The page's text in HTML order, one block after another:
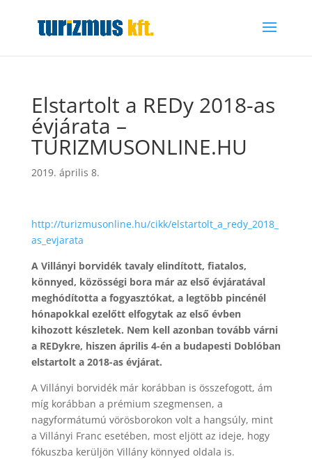
Elstartolt a REDy 2018-as
évjárata –
TURIZMUSONLINE.HU
2019. április 8.
http://turizmusonline.hu/cikk/elstartolt_a_redy_2018_
as_evjarata
A Villányi borvidék tavaly elindított, fiatalos,
könnyed, közösségi bora már az első évjáratával
meghódította a fogyasztókat, a legtöbb pincénél
hónapokkal ezelőtt elfogytak az első évben
kihozott készletek. Nem kell azonban tovább várni
a REDykre, hiszen április 4-én a budapesti Doblóban
elstartolt a 2018-as évjárat.
A Villányi borvidék már korábban is összefogott, ám
míg korábban a prémium szegmensen, a
nagyformátumú vörösborokon volt a hangsúly, mint
a Villányi Franc esetében, most eljött az ideje, hogy
fókuszba kerüljön Villány könnyed oldala is.